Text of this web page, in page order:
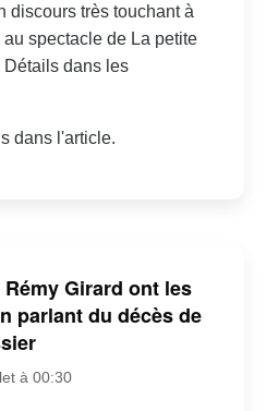
discours très touchant à
spectacle de La petite
dans les
dans l'article.
Girard ont les
parlant du décès de
à 00:30